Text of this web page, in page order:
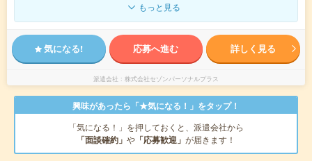
もっと見る
気になる! 応募へ進む 詳しく見る
派遣会社 株式会社セゾンパーソナルプラス
興味があったら「★気になる！」をタップ！
「気になる！」を押しておくと、派遣会社から
「面談確約」 や 「応募歓迎」 が届きます！